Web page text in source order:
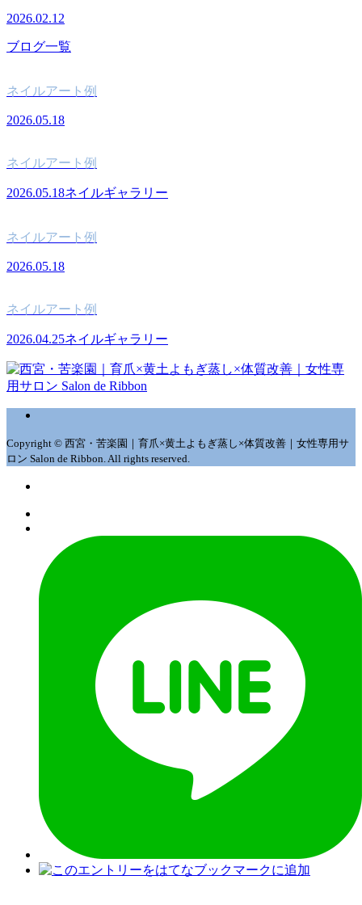
2026.02.12
ブログ一覧
ネイルアート例
2026.05.18
ネイルアート例
2026.05.18ネイルギャラリー
ネイルアート例
2026.05.18
ネイルアート例
2026.04.25ネイルギャラリー
Copyright © 西宮・苦楽園｜育爪×黄土よもぎ蒸し×体質改善｜女性専用サ
ロン Salon de Ribbon. All rights reserved.